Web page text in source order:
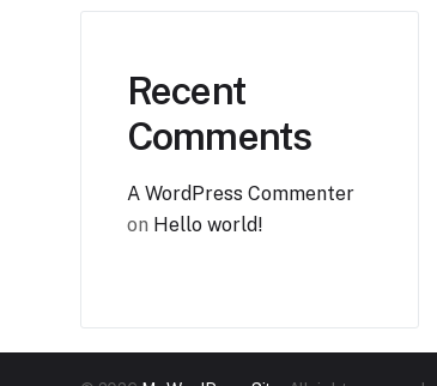
Recent
Comments
A WordPress Commenter
on Hello world!